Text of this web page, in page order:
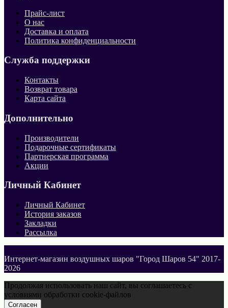
Прайс-лист
О нас
Доставка и оплата
Политика конфиденциальности
Служба поддержки
Контакты
Возврат товара
Карта сайта
Дополнительно
Производители
Подарочные сертификаты
Партнерская программа
Акции
Личный Кабинет
Личный Кабинет
История заказов
Закладки
Рассылка
Интернет-магазин воздушных шаров "Город Шаров 54" 2017-
2026
Продолжая использовать наш сайт, вы соглашаетесь с
условиями обработки cookie-файлов
Согласен